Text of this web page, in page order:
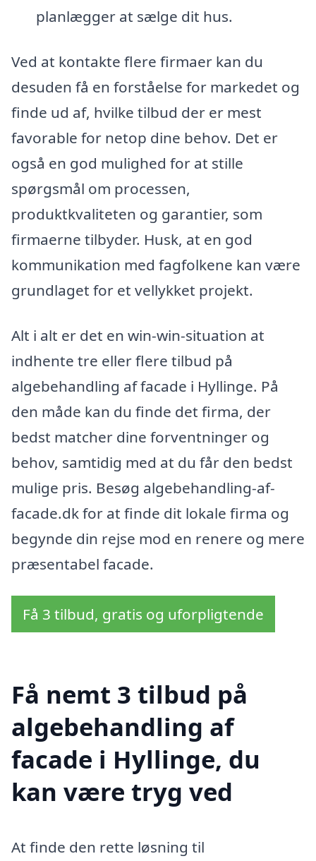
planlægger at sælge dit hus.
Ved at kontakte flere firmaer kan du
desuden få en forståelse for markedet og
finde ud af, hvilke tilbud der er mest
favorable for netop dine behov. Det er
også en god mulighed for at stille
spørgsmål om processen,
produktkvaliteten og garantier, som
firmaerne tilbyder. Husk, at en god
kommunikation med fagfolkene kan være
grundlaget for et vellykket projekt.
Alt i alt er det en win-win-situation at
indhente tre eller flere tilbud på
algebehandling af facade i Hyllinge. På
den måde kan du finde det firma, der
bedst matcher dine forventninger og
behov, samtidig med at du får den bedst
mulige pris. Besøg algebehandling-af-
facade.dk for at finde dit lokale firma og
begynde din rejse mod en renere og mere
præsentabel facade.
Få 3 tilbud, gratis og uforpligtende
Få nemt 3 tilbud på
algebehandling af
facade i Hyllinge, du
kan være tryg ved
At finde den rette løsning til